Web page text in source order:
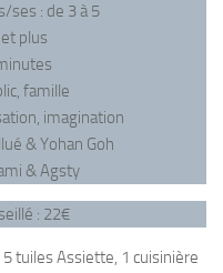
ses : de 3 à 5
plus
famille
imagination
& Yohan Goh
& Agsty
: 22€
tuiles Assiette, 1 cuisinière